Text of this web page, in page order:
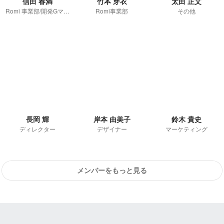
Romi事業部 その他
長岡 輝
ディレクター
岸本 由美子
デザイナー
鈴木 貴史
マーケティング
メンバーをもっと見る